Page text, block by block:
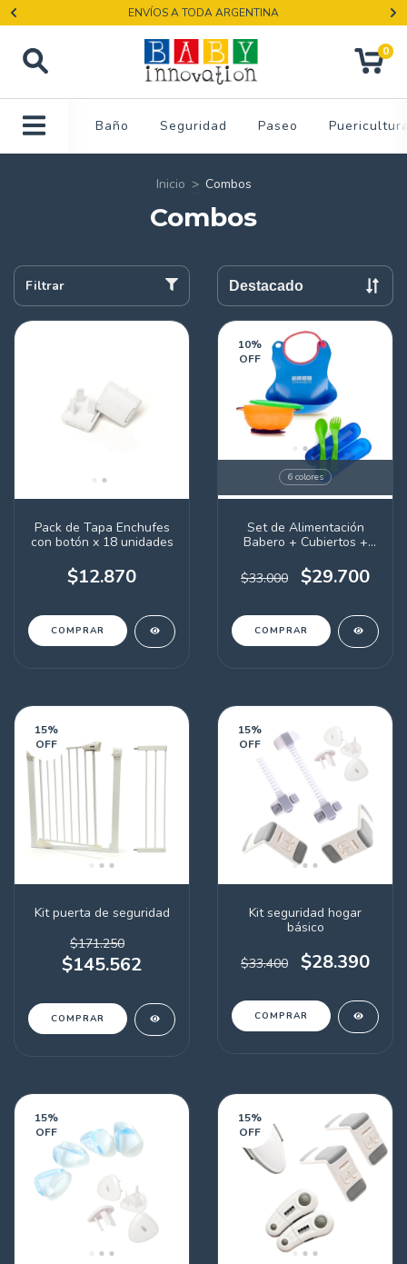
ENVÍOS A TODA ARGENTINA
0
Baño Seguridad Paseo
Inicio > Combos
Combos
Filtrar
Pack de Tapa Enchufes
con botón x 18 unidades
$12.870
10%
OFF
6 colores
Set de Alimentación
Babero + Cubiertos +
elección)
$33.000 $29.700
COMPRAR
15%
OFF
Kit puerta de seguridad
$171.250
$145.562
15%
OFF
Kit seguridad hogar
básico
$33.400 $28.390
15%
OFF
15%
OFF